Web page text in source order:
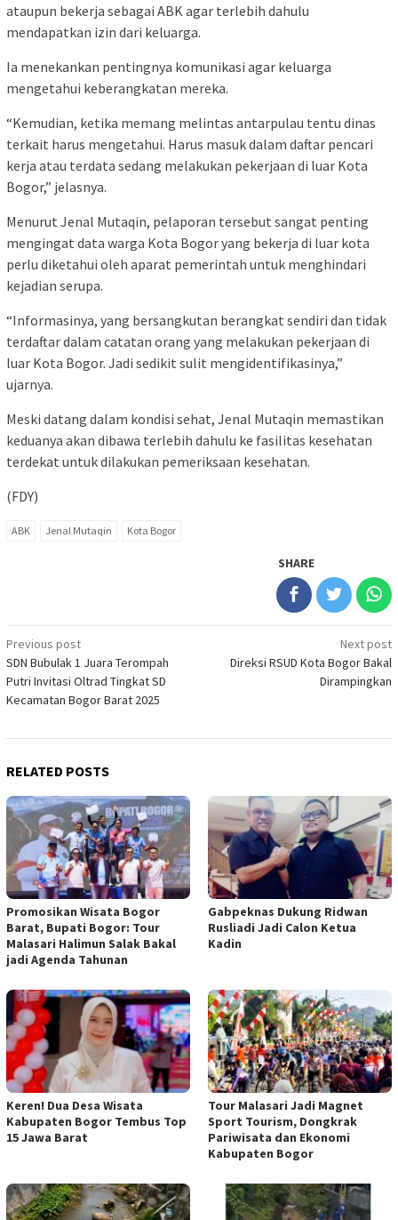
ataupun bekerja sebagai ABK agar terlebih dahulu
mendapatkan izin dari keluarga.
Ia menekankan pentingnya komunikasi agar keluarga
mengetahui keberangkatan mereka.
“Kemudian, ketika memang melintas antarpulau tentu dinas
terkait harus mengetahui. Harus masuk dalam daftar pencari
kerja atau terdata sedang melakukan pekerjaan di luar Kota
Bogor,” jelasnya.
Menurut Jenal Mutaqin, pelaporan tersebut sangat penting
mengingat data warga Kota Bogor yang bekerja di luar kota
perlu diketahui oleh aparat pemerintah untuk menghindari
kejadian serupa.
“Informasinya, yang bersangkutan berangkat sendiri dan tidak
terdaftar dalam catatan orang yang melakukan pekerjaan di
luar Kota Bogor. Jadi sedikit sulit mengidentifikasinya,”
ujarnya.
Meski datang dalam kondisi sehat, Jenal Mutaqin memastikan
keduanya akan dibawa terlebih dahulu ke fasilitas kesehatan
terdekat untuk dilakukan pemeriksaan kesehatan.
(FDY)
ABK Jenal Mutaqin Kota Bogor
SHARE
Post
navigation
Previous post
SDN Bubulak 1 Juara Terompah
Putri Invitasi Oltrad Tingkat SD
Kecamatan Bogor Barat 2025
Next post
Direksi RSUD Kota Bogor Bakal
Dirampingkan
RELATED POSTS
Promosikan Wisata Bogor
Barat, Bupati Bogor: Tour
Malasari Halimun Salak Bakal
jadi Agenda Tahunan
Gabpeknas Dukung Ridwan
Rusliadi Jadi Calon Ketua
Kadin
Keren! Dua Desa Wisata
Kabupaten Bogor Tembus Top
15 Jawa Barat
Tour Malasari Jadi Magnet
Sport Tourism, Dongkrak
Pariwisata dan Ekonomi
Kabupaten Bogor